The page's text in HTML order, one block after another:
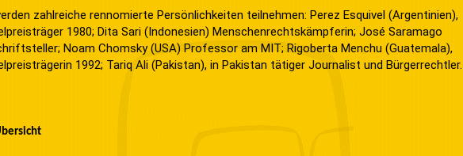
zahlreiche rennomierte Persönlichkeiten teilnehmen: Perez Esquivel (Argentinien),
1980; Dita Sari (Indonesien) Menschenrechtskämpferin; José Saramago
Noam Chomsky (USA) Professor am MIT; Rigoberta Menchu (Guatemala),
1992; Tariq Ali (Pakistan), in Pakistan tätiger Journalist und Bürgerrechtler.